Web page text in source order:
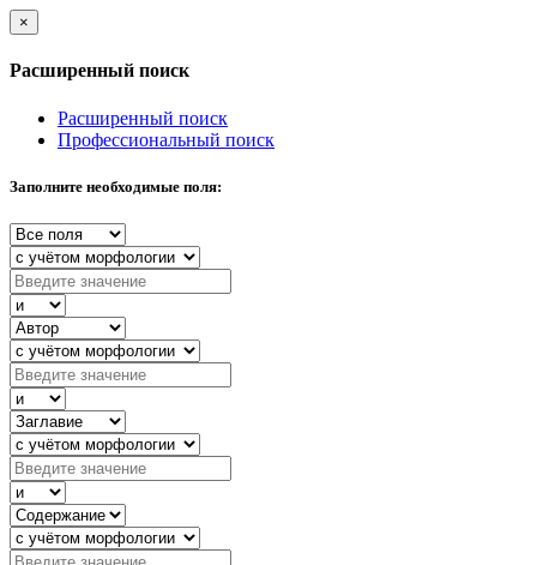
×
Расширенный поиск
Расширенный поиск
Профессиональный поиск
Заполните необходимые поля: